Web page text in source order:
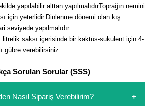
yapılabilir alttan yapılmalıdırToprağın nemini
için yeterlidir. Dinlenme dönemi olan kış
seviyede yapılmalıdır.
litrelik saksı içerisinde bir kaktüs-sukulent için 4-
gübre verebilirsiniz.
Sorulan Sorular (SSS)
Nasıl Sipariş Verebilirim?